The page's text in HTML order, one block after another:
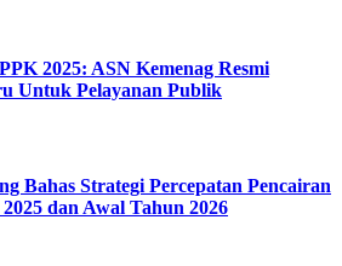
2025: ASN Kemenag Resmi
Untuk Pelayanan Publik
Bahas Strategi Percepatan Pencairan
dan Awal Tahun 2026